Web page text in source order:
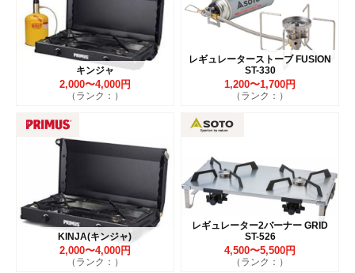
キンジャ
2,000〜4,000円
（ランク：）
レギュレーターストーブ FUSION
ST-330
1,200〜1,700円
（ランク：）
KINJA(キンジャ)
2,000〜4,000円
（ランク：）
レギュレーター2バーナー GRID
ST-526
4,500〜5,500円
（ランク：）